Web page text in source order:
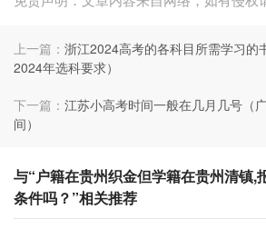
上一篇： 浙江2024高考的各科目所需学习的
2024年选科要求）
下一篇： 江苏小高考时间一般在几月几号（
间）
与“户籍在贵州织金但学籍在贵州清镇,
条件吗？”相关推荐